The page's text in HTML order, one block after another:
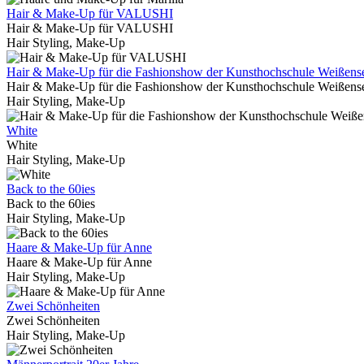
Hair & Make-Up für VALUSHI
Hair & Make-Up für VALUSHI
Hair Styling, Make-Up
Hair & Make-Up für die Fashionshow der Kunsthochschule
Hair & Make-Up für die Fashionshow der Kunsthochschule
Hair Styling, Make-Up
White
White
Hair Styling, Make-Up
Back to the 60ies
Back to the 60ies
Hair Styling, Make-Up
Haare & Make-Up für Anne
Haare & Make-Up für Anne
Hair Styling, Make-Up
Zwei Schönheiten
Zwei Schönheiten
Hair Styling, Make-Up